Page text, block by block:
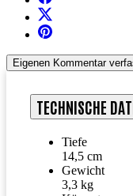
Eigenen Kommentar
TECHNISCHE
Tiefe
14,5 cm
Gewicht
3,3 kg